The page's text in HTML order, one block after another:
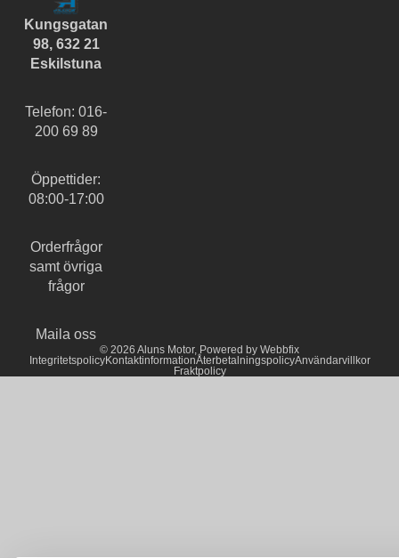
Kungsgatan
98, 632 21
Eskilstuna
Telefon: 016-
200 69 89
Öppettider:
08:00-17:00
Orderfrågor
samt övriga
frågor
Maila oss
© 2026 Aluns Motor, Powered by Webbfix
IntegritetspolicyKontaktinformationÅterbetalningspolicyAnvändarvillkor
Fraktpolicy